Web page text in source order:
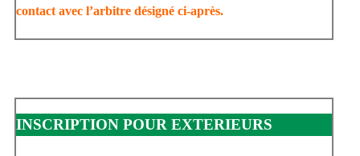
contact avec l’arbitre désigné ci-après.
INSCRIPTION POUR EXTERIEURS